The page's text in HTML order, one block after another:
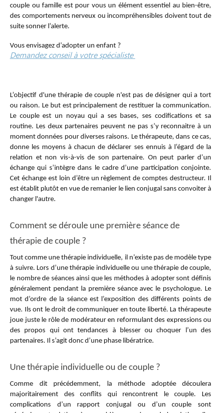
couple ou famille est pour vous un élément essentiel au bien-être,
des comportements nerveux ou incompréhensibles doivent tout de
suite sonner l’alerte.
Vous envisagez d’adopter un enfant ?
Demandez conseil à votre spécialiste
L’objectif d'une thérapie de couple n'est pas de désigner qui a tort
ou raison. Le but est principalement de restituer la communication.
Le couple est un noyau qui a ses bases, ses codifications et sa
routine. Les deux partenaires peuvent ne pas s’y reconnaitre à un
moment données pour diverses raisons. Le thérapeute, dans ce cas,
donne les moyens à chacun de déclarer ses ennuis à l’égard de la
relation et non vis-à-vis de son partenaire. On peut parler d’un
échange qui s’intègre dans le cadre d’une participation conjointe.
Cet échange est loin d’être un règlement de comptes destructeur. Il
est établit plutôt en vue de remanier le lien conjugal sans convoiter à
changer l'autre.
Comment se déroule une première séance de
thérapie de couple ?
Tout comme une thérapie individuelle, il n’existe pas de modèle type
à suivre. Lors d’une thérapie individuelle ou une thérapie de couple,
le nombre de séances ainsi que les méthodes à adopter sont définis
généralement pendant la première séance avec le psychologue. Le
mot d’ordre de la séance est l’exposition des différents points de
vue. Ils ont le droit de communiquer en toute liberté. La thérapeute
joue juste le rôle de modérateur en reformulant des expressions ou
des propos qui ont tendances à blesser ou choquer l’un des
partenaires. Il s’agit donc d’une phase libératrice.
Une thérapie individuelle ou de couple ?
Comme dit précédemment, la méthode adoptée découlera
majoritairement des conflits qui rencontrent le couple. Les
complications d’un rapport conjugal ou d’un couple sont